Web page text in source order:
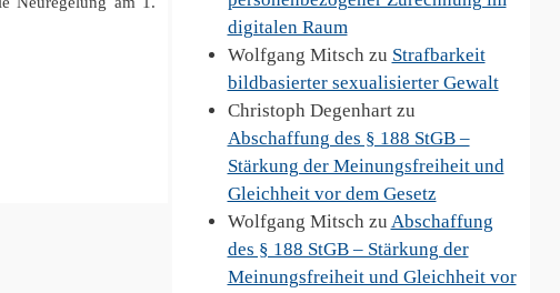
digitalen Raum
Wolfgang Mitsch zu Strafbarkeit
bildbasierter sexualisierter Gewalt
Christoph Degenhartzu
Abschaffung des § 188 StGB –
Stärkung der Meinungsfreiheit und
Gleichheit vor dem Gesetz
Wolfgang Mitsch zu Abschaffung
des § 188 StGB – Stärkung der
Meinungsfreiheit und Gleichheit vor